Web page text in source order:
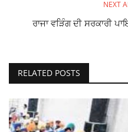
Contact Us
NEXT
ਰਾਜਾ ਵੜਿੰਗ ਦੀ ਸਰਕਾਰੀ
RELATED POSTS